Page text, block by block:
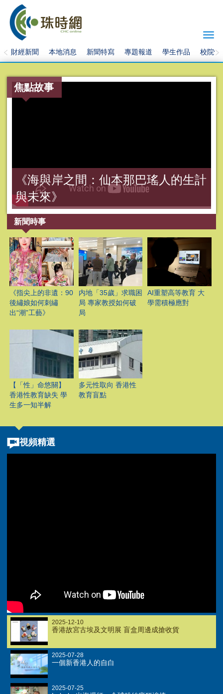
財經新聞 本地消息 新聞特寫 專題報道 學生作品 校院快
《海與岸之間：仙本那巴瑤人的生計
與未來》
焦點故事
新聞時事
《指尖上的非遺：90
後繡娘如何刺繡
出“潮”工藝》
内地「35歲」求職困
局 專家教授如何破
局
AI重塑高等教育 大
學需積極應對
【「性」命悠關】
香港性教育缺失 學
生多一知半解
多元性取向 香港性
教育盲點
視頻精選
2025-12-10
香港故宮古埃及文明展 盲盒周邊成搶收貨
2025-07-28
一個新香港人的自白
2025-07-25